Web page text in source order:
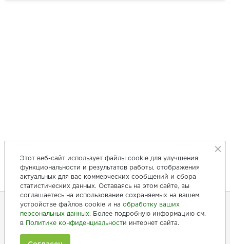
+7 (846) 275-20-10
+7 (902) 375-20-10
Этот веб-сайт использует файлы cookie для улучшения
функциональности и результатов работы, отображения
актуальных для вас коммерческих сообщений и сбора
статистических данных. Оставаясь на этом сайте, вы
соглашаетесь на использование сохраняемых на вашем
устройстве файлов cookie и на обработку ваших
персональных данных. Более подробную информацию см.
в
Политике конфиденциальности интернет сайта.